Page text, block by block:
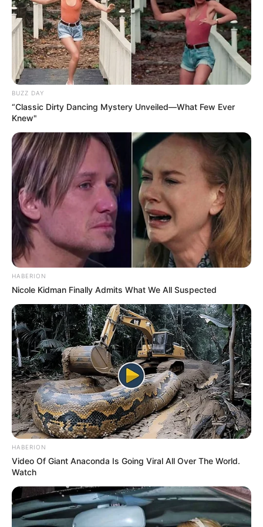
Погода
Ужгород
влажность:
давление:
ветер:
Погода на 10 дней отsinoptik.ua
Новини
Скандал у Берегівському ТЦК: сотням чоловіків
незаконно скасовували відстрочки та не
випускали з приміщення (фото)
Попит на нерухомість в Ужгороді зростає –
аналітика девелопера підтверджує
загальнонаціональний інтерес
У селі на Закарпатті жінки взялися засипати
джерело, з якого люди набирали питну воду: що
сталося? (фото, відео)
До $20 тисяч за «списання»: на Закарпатті
розслідують схему з військовозобов’язаними —
підозри отримали екскерівники Мукачівського
ТЦК
У Ясінянській громаді відкрили черговий простір
психологічної підтримки (фото)
BUZZ DAY
“Classic Dirty Dancing Mystery Unveiled—What Few Ever
Knew"
HABERION
Nicole Kidman Finally Admits What We All Suspected
HABERION
Video Of Giant Anaconda Is Going Viral All Over The World.
Watch